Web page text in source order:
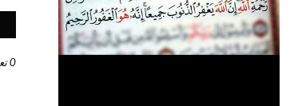
0 تعليقات